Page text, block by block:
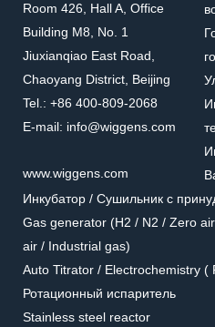
Room 426, Hall A, Office
Building M8, No. 1
Jiuxianqiao East Road,
Chaoyang District, Beijing
Tel.: +86 400-809-2068
E-mail: info@wiggens.com
www.wiggens.com
Инкубатор / Cушильник с
Gas generator (H2 / N2 / Zero
air / Industrial gas)
Auto Titrator / Electrochemistry (
Ротационный испаритель
Stainless steel reactor